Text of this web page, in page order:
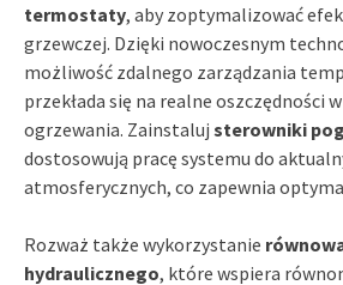
termostaty, aby zoptymalizować
grzewczej. Dzięki nowoczesnym
możliwość zdalnego zarządzania
przekłada się na realne oszczędności
ogrzewania. Zainstaluj sterowniki
dostosowują pracę systemu do
atmosferycznych, co zapewnia
Rozważ także wykorzystanie
hydraulicznego, które wspiera